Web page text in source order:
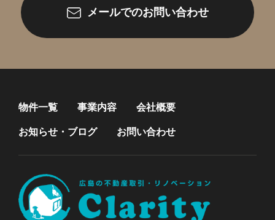
メールでのお問い合わせ
物件一覧 事業内容 会社概要
お知らせ・ブログ お問い合わせ